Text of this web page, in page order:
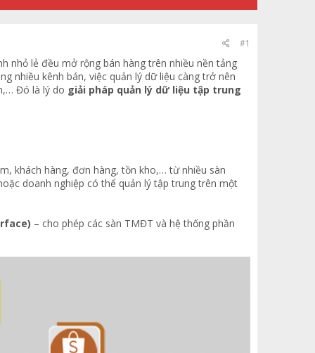
#1
nhỏ lẻ đều mở rộng bán hàng trên nhiều nền tảng
nhiều kênh bán, việc quản lý dữ liệu càng trở nên
Đó là lý do giải pháp quản lý dữ liệu tập trung
khách hàng, đơn hàng, tồn kho,… từ nhiều sàn
doanh nghiệp có thể quản lý tập trung trên một
– cho phép các sàn TMĐT và hệ thống phần